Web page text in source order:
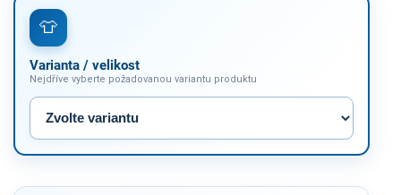
Varianta / velikost
Nejdříve vyberte požadovanou variantu produktu